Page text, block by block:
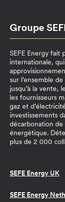
Groupe
SEFE Energy fait
internationale,
sur l’ensemble
jusqu’à la vente,
les fournisseurs
gaz et
investissements
décarbonation
énergétique.
plus de 2 000
SEFE Energy UK
SEFE Energy